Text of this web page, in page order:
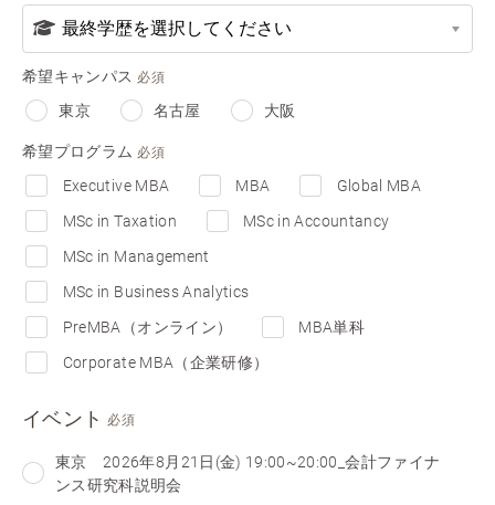
希望キャンパス 必須
東京 名古屋 大阪
希望プログラム 必須
Executive MBA MBA
Global MBA
MSc in Taxation
MSc in Accountancy
MSc in Management
MSc in Business Analytics
PreMBA（オンライン）
MBA単科
Corporate MBA（企業研修）
イベント 必須
東京 2026年8月21日(金) 19:00~20:00_会計ファイナ
ンス研究科説明会